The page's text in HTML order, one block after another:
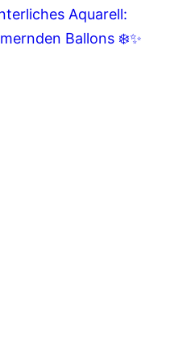
Aquarell:
Ballons ❄️✨